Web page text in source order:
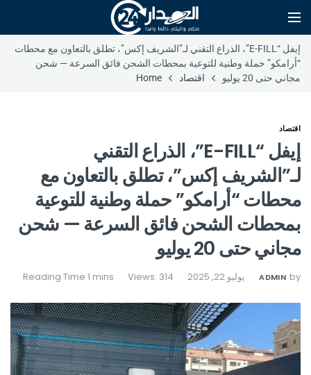
إيفل “E-FILL”، الذراع التقني لـ”الشريف إكس”، تطلق بالتعاون مع محطات
“أرامكو” حملة وطنية للتوعية بمحطات الشحن فائق السرعة — شحن
مجاني حتى 20 يوليو
اقتصاد Home
اقتصاد
إيفل “E-FILL”، الذراع التقني
لـ”الشريف إكس”، تطلق بالتعاون مع
محطات “أرامكو” حملة وطنية للتوعية
بمحطات الشحن فائق السرعة — شحن
مجاني حتى 20 يوليو
by
ADMIN يوليو 22, 2025 Views: 314